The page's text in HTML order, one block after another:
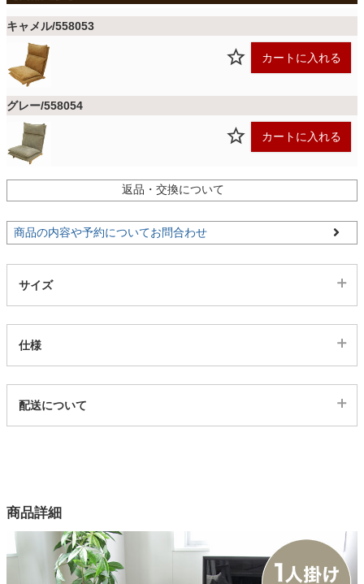
ファブリック
マット
収納用品
家電・照明器具
ガーデン
タワー
キャメル/558053
カートに入れる
グレー/558054
カートに入れる
返品・交換について
商品の内容や予約についてお問合わせ
サイズ
仕様
558053
2色
ファブリック（ポリエステル100％）
配送について
商品詳細